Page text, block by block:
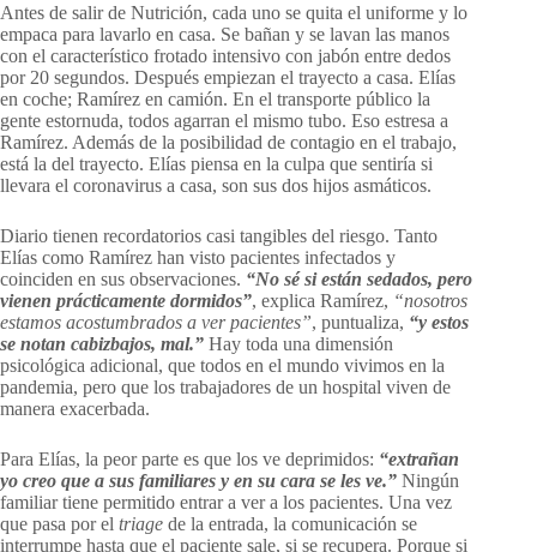
Antes de salir de Nutrición, cada uno se quita el uniforme y lo
empaca para lavarlo en casa. Se bañan y se lavan las manos
con el característico frotado intensivo con jabón entre dedos
por 20 segundos. Después empiezan el trayecto a casa. Elías
en coche; Ramírez en camión. En el transporte público la
gente estornuda, todos agarran el mismo tubo. Eso estresa a
Ramírez. Además de la posibilidad de contagio en el trabajo,
está la del trayecto. Elías piensa en la culpa que sentiría si
llevara el coronavirus a casa, son sus dos hijos asmáticos.
Diario tienen recordatorios casi tangibles del riesgo. Tanto
Elías como Ramírez han visto pacientes infectados y
coinciden en sus observaciones. “No sé si están sedados, pero
vienen prácticamente dormidos”, explica Ramírez, “nosotros
estamos acostumbrados a ver pacientes”, puntualiza, “y estos
se notan cabizbajos, mal.” Hay toda una dimensión
psicológica adicional, que todos en el mundo vivimos en la
pandemia, pero que los trabajadores de un hospital viven de
manera exacerbada.
Para Elías, la peor parte es que los ve deprimidos: “extrañan
yo creo que a sus familiares y en su cara se les ve.” Ningún
familiar tiene permitido entrar a ver a los pacientes. Una vez
que pasa por el triage de la entrada, la comunicación se
interrumpe hasta que el paciente sale, si se recupera. Porque si